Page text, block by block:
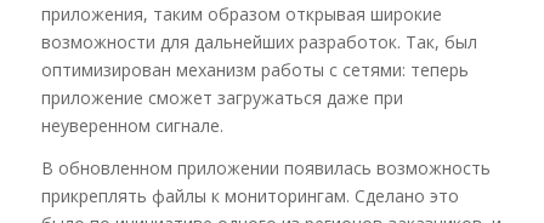
приложения, таким образом открывая широкие
возможности для дальнейших разработок. Так, был
оптимизирован механизм работы с сетями: теперь
приложение сможет загружаться даже при
неуверенном сигнале.
В обновленном приложении появилась возможность
прикреплять файлы к мониторингам. Сделано это